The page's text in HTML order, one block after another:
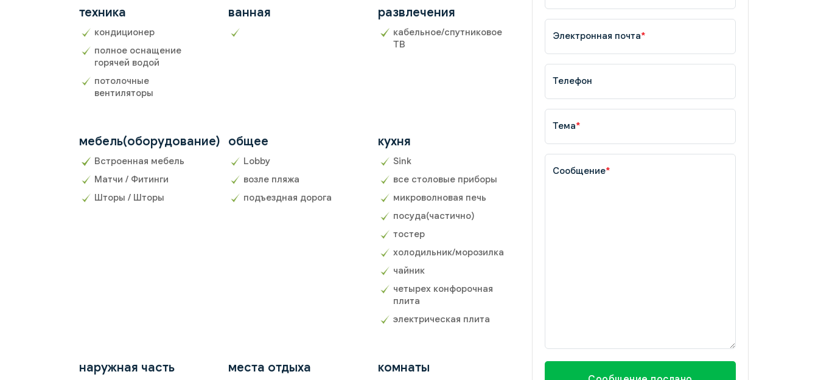
техника
кондиционер
полное оснащение
горячей водой
потолочные
вентиляторы
ванная развлечения
кабельное/спутниковое
ТВ
мебель(оборудование)
Встроенная мебель
Матчи / Фитинги
Шторы / Шторы
общее
Lobby
возле пляжа
подъездная дорога
кухня
Sink
все столовые приборы
микроволновая печь
посуда(частично)
тостер
холодильник/морозилка
чайник
четырех конфорочная
плита
электрическая плита
наружная часть места отдыха комнаты
Электронная почта*
Телефон
Тема*
Сообщение*